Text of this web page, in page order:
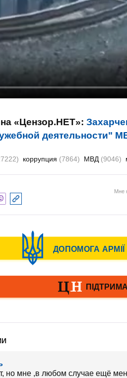
«Цензор.НЕТ»:
деятельности"
коррупция (7864) МВД (9046)
Мне
но мне ,в любом случае ещё